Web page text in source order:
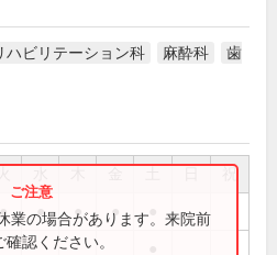
ハビリテーション科 麻酔科
歯
祝
● ● ●
業の場合があります。来院前
認ください。